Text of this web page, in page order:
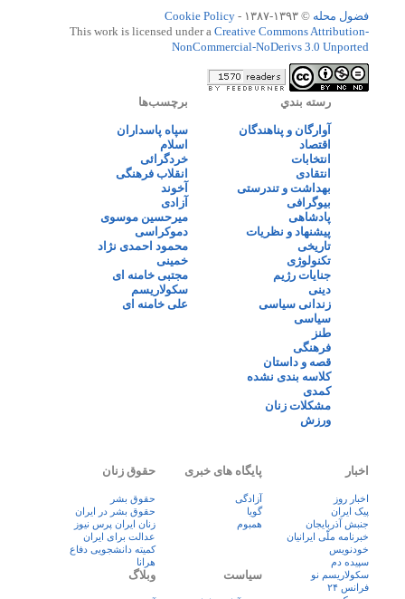
فضول محله © ۱۳۹۳-۱۳۸۷ -
Cookie Policy
This work is licensed under a Creative Commons Attribution-
NonCommercial-NoDerivs 3.0 Unported
رسته بندي
آوارگان و پناهندگان
اقتصاد
انتخابات
انتقادی
بهداشت و تندرستی
بیوگرافی
پادشاهی
پیشنهاد و نظریات
تاریخی
تکنولوژی
جنایات رژیم
دینی
زندانی سیاسی
سیاسی
طنز
فرهنگی
قصه و داستان
کلاسه بندی نشده
کمدی
مشکلات زنان
ورزش
برچسب‌ها
سپاه پاسداران
اسلام
خردگرائی
انقلاب فرهنگی
آخوند
آزادی
میرحسین موسوی
دموکراسی
محمود احمدی نژاد
خمینی
مجتبی خامنه ای
سکولاریسم
علی خامنه ای
اخبار
اخبار روز
پيک ايران
جنبش آذربایجان
خبرنامه ملّی ایرانیان
خودنویس
سپیده دم
سکولاریسم نو
فرانس ۲۴
پایگاه های خبری
آزادگی
گویا
همبوم
حقوق زنان
حقوق بشر
حقوق بشر در ایران
زنان ايران پرس نيوز
عدالت برای ایران
کمیته دانشجویی دفاع
هرانا
سیاست وبلاگ